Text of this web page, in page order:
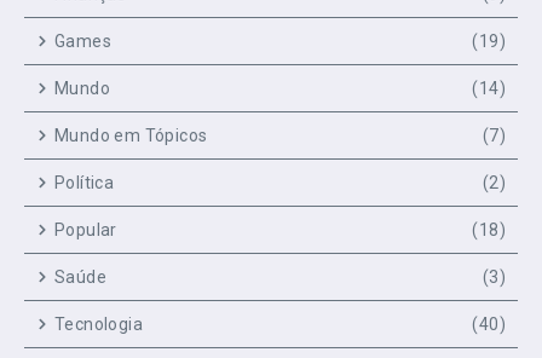
Games (19)
Mundo (14)
Mundo em Tópicos (7)
Política (2)
Popular (18)
Saúde (3)
Tecnologia (40)